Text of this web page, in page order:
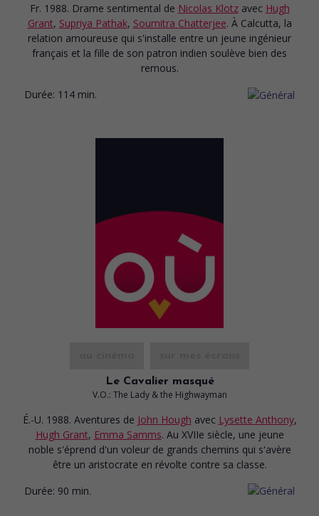
Fr. 1988. Drame sentimental de Nicolas Klotz avec Hugh
Grant, Supriya Pathak, Soumitra Chatterjee. À Calcutta, la
relation amoureuse qui s'installe entre un jeune ingénieur
français et la fille de son patron indien soulève bien des
remous.
Durée: 114 min.
Le Cavalier masqué
V.O.: The Lady & the Highwayman
É.-U. 1988. Aventures de John Hough avec Lysette Anthony,
Hugh Grant, Emma Samms. Au XVIIe siècle, une jeune
noble s'éprend d'un voleur de grands chemins qui s'avère
être un aristocrate en révolte contre sa classe.
Durée: 90 min.